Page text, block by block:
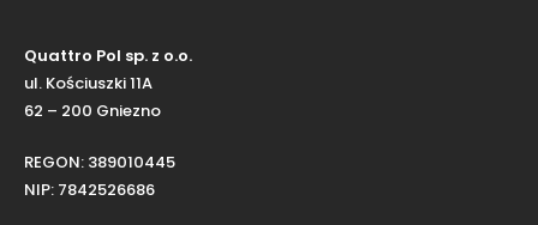
Quattro Pol sp. z o.o.
ul. Kościuszki 11A
62 – 200 Gniezno
REGON: 389010445
NIP: 7842526686